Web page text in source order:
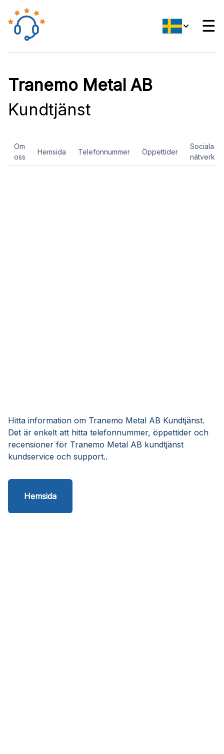
☰
Tranemo Metal AB
Kundtjänst
Om
oss
Hemsida Telefonnummer Öppettider
Sociala
nätverk
Hitta information om Tranemo Metal AB Kundtjänst.
Det är enkelt att hitta telefonnummer, öppettider och
recensioner för Tranemo Metal AB kundtjänst
kundservice och support..
Hemsida